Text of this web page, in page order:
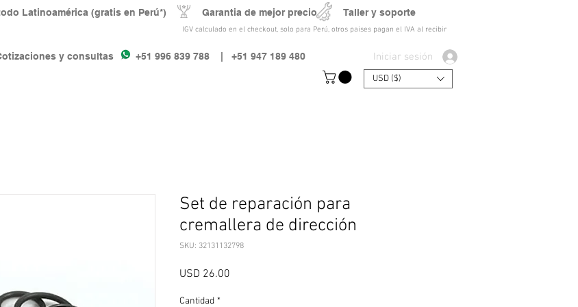
IGV calculado en el checkout, solo para Perú, otros paises pagan el IVA al recibir
Iniciar sesión
y consultas +51 996 839 788 | +51 947 189 480
USD ($)
todo Latinoamérica (gratis en Perú*) Garantia de mejor precio Taller y soporte
Set de reparación para
cremallera de dirección
SKU: 32131132798
USD 26.00
Cantidad *